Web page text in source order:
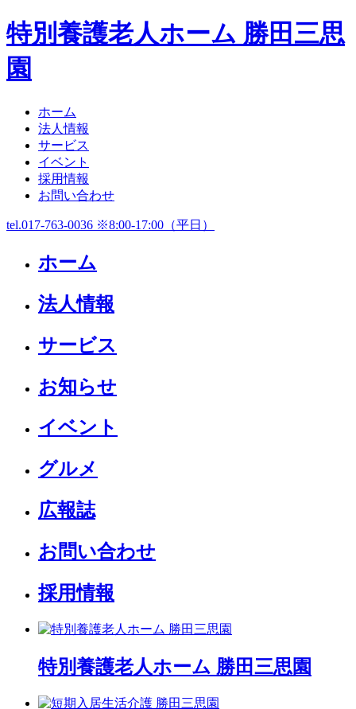
特別養護老人ホーム 勝田三思
園
ホーム
法人情報
サービス
イベント
採用情報
お問い合わせ
tel.017-763-0036 ※8:00-17:00（平日）
ホーム
法人情報
サービス
お知らせ
イベント
グルメ
広報誌
お問い合わせ
採用情報
特別養護老人ホーム 勝田三思園